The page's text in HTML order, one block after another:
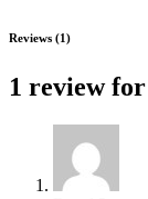
Reviews (1)
1 review for